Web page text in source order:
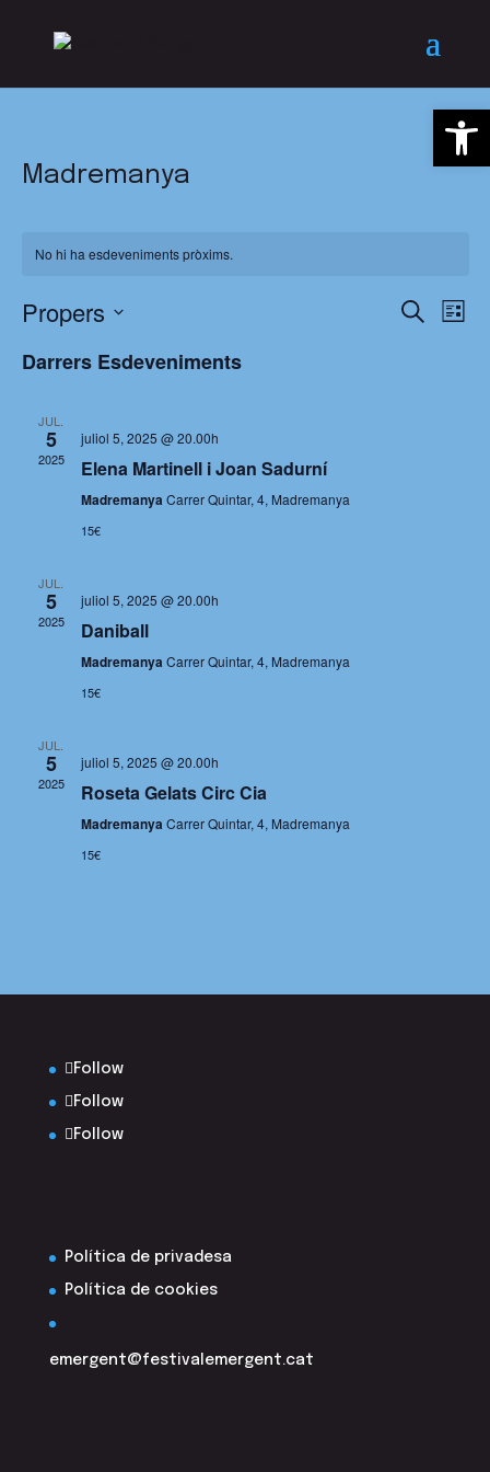
Madremanya
No hi ha esdeveniments pròxims.
Cerca
Llista
Propers
una
Darrers Esdeveniments
JUL.
5
2025
juliol 5, 2025 @ 20.00h
Elena Martinell i Joan Sadurní
MadremanyaCarrer Quintar, 4, Madremanya
15€
JUL.
5
2025
juliol 5, 2025 @ 20.00h
Daniball
MadremanyaCarrer Quintar, 4, Madremanya
15€
JUL.
5
2025
juliol 5, 2025 @ 20.00h
Roseta Gelats Circ Cia
MadremanyaCarrer Quintar, 4, Madremanya
15€
Follow
Follow
Follow
Política de privadesa
Política de cookies
emergent@festivalemergent.cat
Obre